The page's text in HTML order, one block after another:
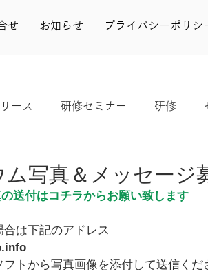
せ お知らせ プライバシーポリシ
ース 研修セミナー 研修
写真＆メッセージ
送付はコチラからお願い致します
は下記のアドレス
トから写真画像を添付して送信くだ